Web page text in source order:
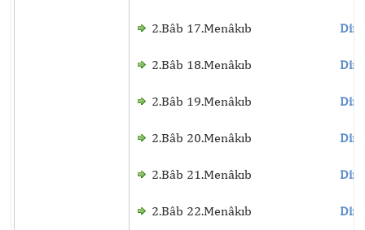
2.Bâb 17.Menâkıb
2.Bâb 18.Menâkıb
2.Bâb 19.Menâkıb
2.Bâb 20.Menâkıb
2.Bâb 21.Menâkıb
2.Bâb 22.Menâkıb